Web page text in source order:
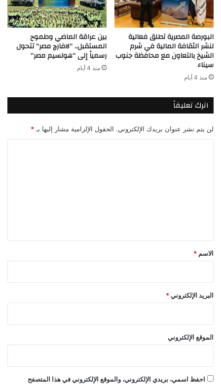
البورصة المصرية تطلق فعالية
لنشر الثقافة المالية في شرم
الشيخ بالتعاون مع محافظة جنوب
سيناء
منذ 4 أيام
بين عراقة الماضي وطموح
المستقبل.. “لافارچ مصر” تتحول
رسمياً إلى “هولسيم مصر”
منذ 4 أيام
اترك تعليقاً
لن يتم نشر عنوان بريدك الإلكتروني. الحقول الإلزامية مشار إليها بـ *
*
الاسم *
البريد الإلكتروني *
الموقع الإلكتروني
احفظ اسمي، بريدي الإلكتروني، والموقع الإلكتروني في هذا المتصفح